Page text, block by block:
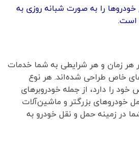
را به صورت شبانه‌ روزی به
هر زمان و هر شرایطی به شما خدمات
خاص طراحی شده‌اند. هر نوع
را دارد، از جمله خودروبرهای
خودروهای بزرگتر و ماشین‌آلات
در زمینه حمل و نقل خودرو به